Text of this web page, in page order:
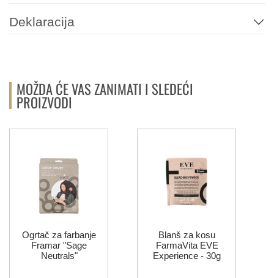
Deklaracija
MOŽDA ĆE VAS ZANIMATI I SLEDEĆI
PROIZVODI
Ogrtač za farbanje
Framar "Sage
Neutrals"
Blanš za kosu
FarmaVita EVE
Experience - 30g